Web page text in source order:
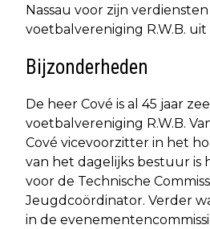
Nassau voor zijn
voetbalvereniging R.W.B. uit
Bijzonderheden
De heer Cové is al 45 jaar
voetbalvereniging R.W.B.
Cové vicevoorzitter in het
van het dagelijks bestuur is
voor de Technische
Jeugdcoördinator. Verder
in de